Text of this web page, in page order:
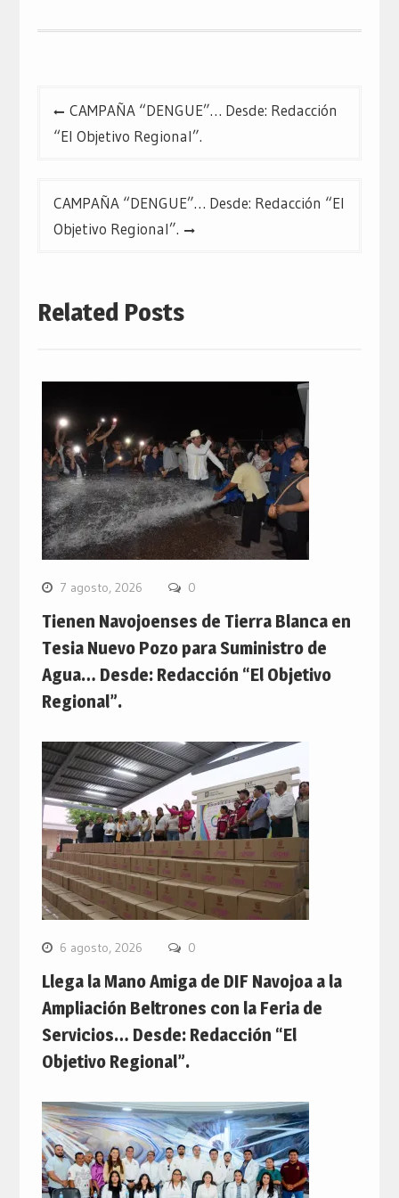
Navegación
de
entradas
CAMPAÑA “DENGUE”… Desde: Redacción
“El Objetivo Regional”.
CAMPAÑA “DENGUE”… Desde: Redacción “El
Objetivo Regional”.
Related Posts
7 agosto, 2026 0
Tienen Navojoenses de Tierra Blanca en
Tesia Nuevo Pozo para Suministro de
Agua… Desde: Redacción “El Objetivo
Regional”.
6 agosto, 2026 0
Llega la Mano Amiga de DIF Navojoa a la
Ampliación Beltrones con la Feria de
Servicios… Desde: Redacción “El
Objetivo Regional”.